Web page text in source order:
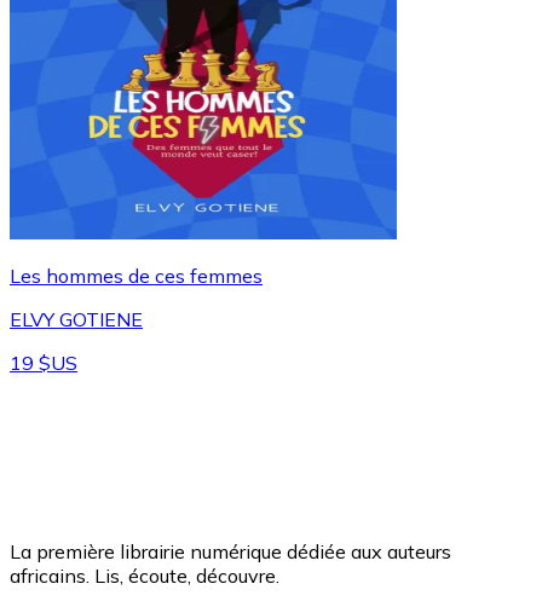
Les hommes de ces femmes
ELVY GOTIENE
19 $US
La première librairie numérique dédiée aux auteurs
africains. Lis, écoute, découvre.